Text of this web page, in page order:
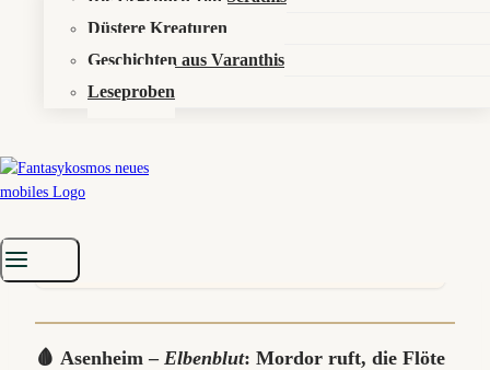
Düstere Kreaturen
Geschichten aus Varanthis
Leseproben
Search in content
‪‪🩸 Asenheim – Elbenblut: Mordor ruft, die Flöte